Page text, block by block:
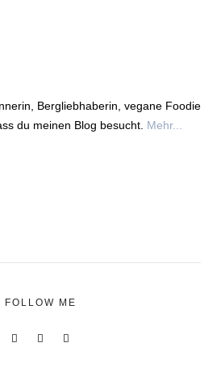
Bergliebhaberin, vegane Foodie
du meinen Blog besucht. Mehr...
FOLLOW ME